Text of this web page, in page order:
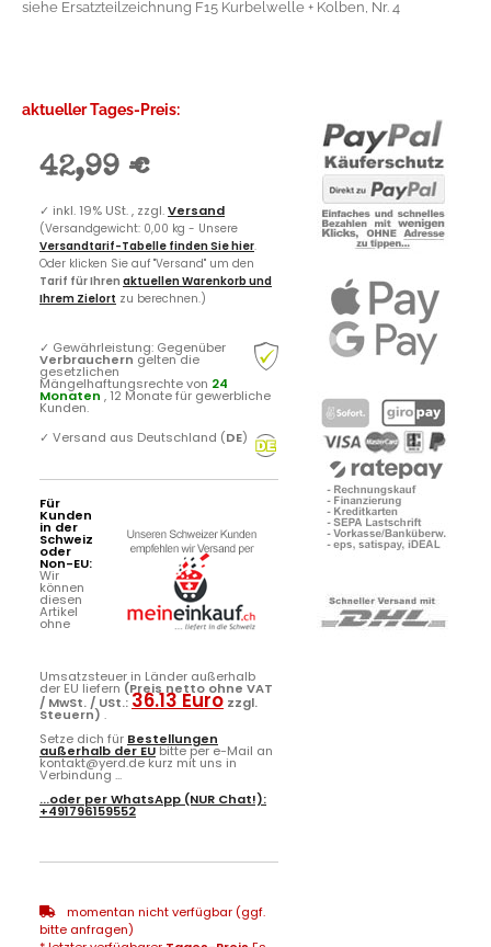
siehe Ersatzteilzeichnung F15 Kurbelwelle + Kolben, Nr. 4
aktueller Tages-Preis:
42,99 €
✓ inkl. 19% USt. , zzgl.Versand
(Versandgewicht: 0,00 kg - Unsere
Versandtarif-Tabelle finden Sie hier.
Oder klicken Sie auf "Versand" um den
Tarif für Ihren aktuellen Warenkorb und
Ihrem Zielort zu berechnen.)
✓ Gewährleistung: Gegenüber
Verbrauchern gelten die
gesetzlichen
Mängelhaftungsrechte von 24
Monaten , 12 Monate für gewerbliche
Kunden.
✓ Versand aus Deutschland (DE)
Für
Kunden
in der
Schweiz
oder
Non-EU:
Wir
können
diesen
Artikel
ohne
Umsatzsteuer in Länder außerhalb
der EU liefern (Preis netto ohne VAT
/ MwSt. / USt.:36.13 Euro zzgl.
Steuern) .
Setze dich für Bestellungen
außerhalb der EUbitte per e-Mail an
kontakt@yerd.de kurz mit uns in
Verbindung ...
...oder perWhatsApp (NUR Chat!):
+491796159552
momentan nicht verfügbar (ggf.
bitte anfragen)